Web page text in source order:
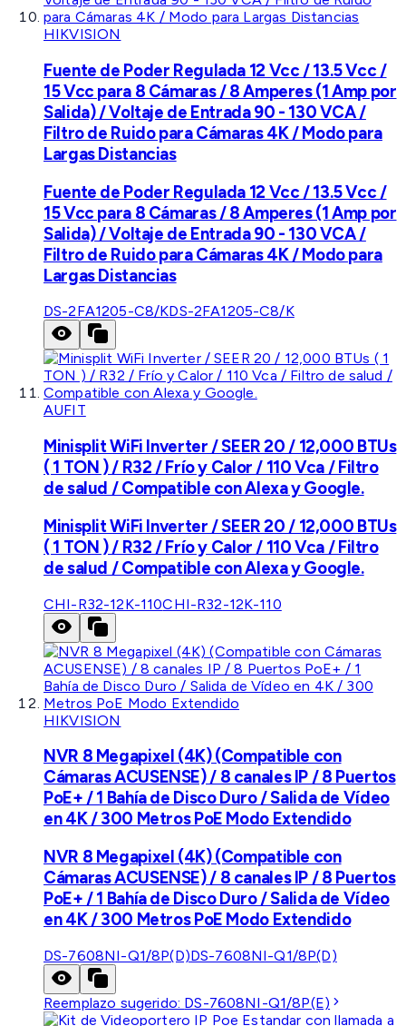
HIKVISION
Fuente de Poder Regulada 12 Vcc / 13.5 Vcc /
15 Vcc para 8 Cámaras / 8 Amperes (1 Amp por
Salida) / Voltaje de Entrada 90 - 130 VCA /
Filtro de Ruido para Cámaras 4K / Modo para
Largas Distancias
Fuente de Poder Regulada 12 Vcc / 13.5 Vcc /
15 Vcc para 8 Cámaras / 8 Amperes (1 Amp por
Salida) / Voltaje de Entrada 90 - 130 VCA /
Filtro de Ruido para Cámaras 4K / Modo para
Largas Distancias
DS-2FA1205-C8/KDS-2FA1205-C8/K
AUFIT
Minisplit WiFi Inverter / SEER 20 / 12,000 BTUs
( 1 TON ) / R32 / Frío y Calor / 110 Vca / Filtro
de salud / Compatible con Alexa y Google.
Minisplit WiFi Inverter / SEER 20 / 12,000 BTUs
( 1 TON ) / R32 / Frío y Calor / 110 Vca / Filtro
de salud / Compatible con Alexa y Google.
CHI-R32-12K-110CHI-R32-12K-110
HIKVISION
NVR 8 Megapixel (4K) (Compatible con
Cámaras ACUSENSE) / 8 canales IP / 8 Puertos
PoE+ / 1 Bahía de Disco Duro / Salida de Vídeo
en 4K / 300 Metros PoE Modo Extendido
NVR 8 Megapixel (4K) (Compatible con
Cámaras ACUSENSE) / 8 canales IP / 8 Puertos
PoE+ / 1 Bahía de Disco Duro / Salida de Vídeo
en 4K / 300 Metros PoE Modo Extendido
DS-7608NI-Q1/8P(D)DS-7608NI-Q1/8P(D)
Reemplazo sugerido: DS-7608NI-Q1/8P(E)